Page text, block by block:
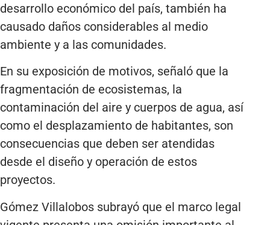
desarrollo económico del país, también ha
causado daños considerables al medio
ambiente y a las comunidades.
En su exposición de motivos, señaló que la
fragmentación de ecosistemas, la
contaminación del aire y cuerpos de agua, así
como el desplazamiento de habitantes, son
consecuencias que deben ser atendidas
desde el diseño y operación de estos
proyectos.
Gómez Villalobos subrayó que el marco legal